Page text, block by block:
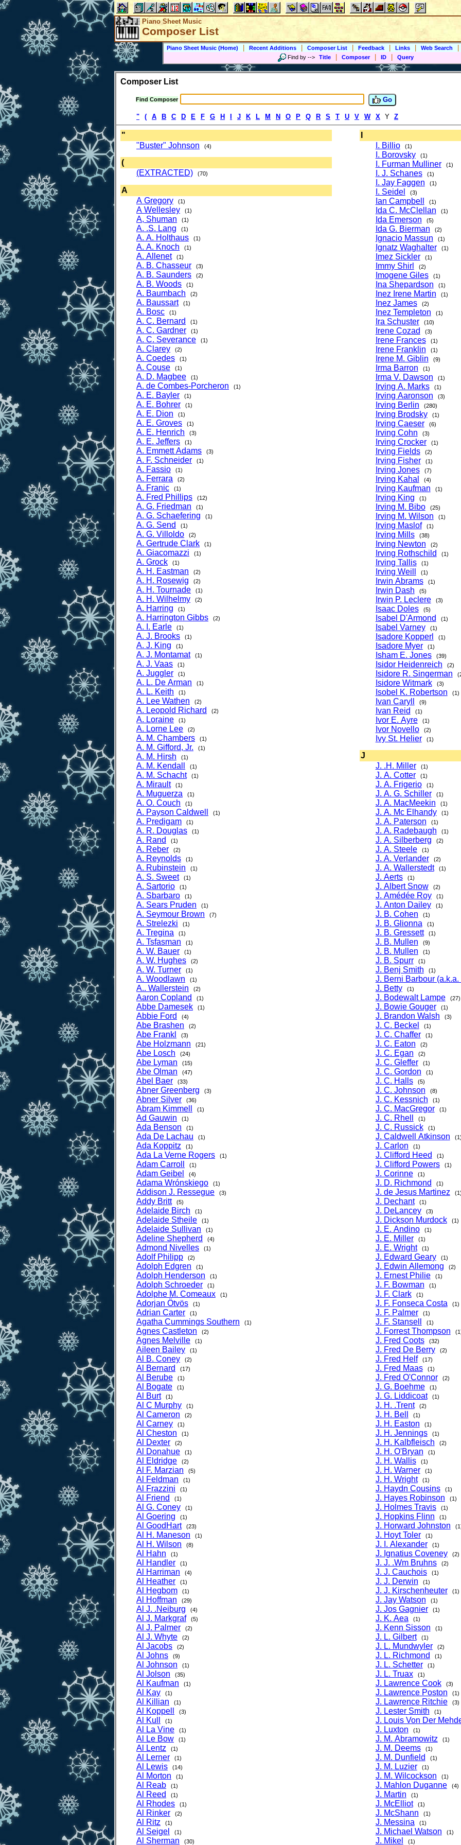
Piano Sheet Music
Composer List
Piano Sheet Music (Home) Recent Additions Composer List Feedback Links Web Search
Find by --> Title Composer ID Query
Composer List
Find Composer Go
" ( A B C D E F G H J K L M N O P Q R S T U V W X Y Z
"
"Buster" Johnson
(4)
(
(EXTRACTED)
(70)
A
A Gregory
(1)
A Wellesley (1)
A, Shuman (1)
A. .S. Lang (1)
A. A. Holthaus (1)
A. A. Knoch (1)
A. Allenet (1)
A. B. Chasseur (3)
A. B. Saunders (2)
A. B. Woods (1)
A. Baumbach (2)
A. Baussart (1)
A. Bosc (1)
A. C. Bernard (1)
A. C. Gardner (1)
A. C. Severance (1)
A. Clarey (2)
A. Coedes (1)
A. Couse (1)
A. D. Magbee (1)
A. de Combes-Porcheron (1)
A. E. Bayler (1)
A. E. Bohrer (1)
A. E. Dion (1)
A. E. Groves (1)
A. E. Henrich (3)
A. E. Jeffers (1)
A. Emmett Adams (3)
A. F. Schneider (1)
A. Fassio (1)
A. Ferrara (2)
A. Franic (1)
A. Fred Phillips (12)
A. G. Friedman (1)
A. G. Schaefering (1)
A. G. Send (1)
A. G. Villoldo (2)
A. Gertrude Clark (1)
A. Giacomazzi (1)
A. Grock (1)
A. H. Eastman (2)
A. H. Rosewig (2)
A. H. Tournade (1)
A. H. Wilhelmy (2)
A. Harring (1)
A. Harrington Gibbs (2)
A. I. Earle (1)
A. J. Brooks (1)
A. J. King (1)
A. J. Montamat (1)
A. J. Vaas (1)
A. Juggler (1)
A. L. De Arman (1)
A. L. Keith (1)
A. Lee Wathen (2)
A. Leopold Richard (2)
A. Loraine (1)
A. Lorne Lee (2)
A. M. Chambers (1)
A. M. Gifford, Jr. (1)
A. M. Hirsh (1)
A. M. Kendall (1)
A. M. Schacht (1)
A. Mirault (1)
A. Muguerza (1)
A. O. Couch (1)
A. Payson Caldwell (1)
A. Predigam (1)
A. R. Douglas (1)
A. Rand (1)
A. Reber (2)
A. Reynolds (1)
A. Rubinstein (1)
A. S. Sweet (1)
A. Sartorio (1)
A. Sbarbaro (1)
A. Sears Pruden (1)
A. Seymour Brown (7)
A. Strelezki (1)
A. Tregina (1)
A. Tsfasman (1)
A. W. Bauer (1)
A. W. Hughes (2)
A. W. Turner (1)
A. Woodlawn (1)
A.. Wallerstein (2)
Aaron Copland (1)
Abbe Damesek (1)
Abbie Ford (4)
Abe Brashen (2)
Abe Frankl (3)
Abe Holzmann (21)
Abe Losch (24)
Abe Lyman (15)
Abe Olman (47)
Abel Baer (33)
Abner Greenberg (3)
Abner Silver (36)
Abram Kimmell (1)
Ad Gauwin (1)
Ada Benson (1)
Ada De Lachau (1)
Ada Koppitz (1)
Ada La Verne Rogers (1)
Adam Carroll (1)
Adam Geibel (4)
Adama Wrónskiego (1)
Addison J. Ressegue (3)
Addy Britt (5)
Adelaide Birch (1)
Adelaide Stheile (1)
Adelaide Sullivan (1)
Adeline Shepherd (4)
Admond Nivelles (1)
Adolf Philipp (2)
Adolph Edgren (1)
Adolph Henderson (1)
Adolph Schroeder (1)
Adolphe M. Comeaux (1)
Adorjan Ötvös (1)
Adrian Carter (1)
Agatha Cummings Southern (1)
Agnes Castleton (2)
Agnes Melville (1)
Aileen Bailey (1)
Al B. Coney (2)
Al Bernard (17)
Al Berube (1)
Al Bogate (1)
Al Burt (1)
Al C Murphy (1)
Al Cameron (2)
Al Carney (1)
Al Cheston (1)
Al Dexter (2)
Al Donahue (1)
Al Eldridge (2)
Al F. Marzian (5)
Al Feldman (1)
Al Frazzini (1)
Al Friend (1)
Al G. Coney (1)
Al Goering (1)
Al GoodHart (23)
Al H. Maneson (1)
Al H. Wilson (8)
Al Hahn (1)
Al Handler (1)
Al Harriman (4)
Al Heather (1)
Al Hegbom (1)
Al Hoffman (29)
Al J. .Neiburg (4)
Al J. Markgraf (5)
Al J. Palmer (2)
Al J. Whyte (2)
Al Jacobs (2)
Al Johns (9)
Al Johnson (1)
Al Jolson (35)
Al Kaufman (1)
Al Kay (1)
Al Killian (1)
Al Koppell (3)
Al Kull (1)
Al La Vine (1)
Al Le Bow (1)
Al Lentz (1)
Al Lerner (1)
Al Lewis (14)
Al Morton (1)
Al Reab (1)
Al Reed (1)
Al Rhodes (1)
Al Rinker (2)
Al Ritz (1)
Al Seigel (1)
Al Sherman (30)
I. Billio
(1)
I. Borovsky (1)
I. Furman Mulliner (1)
I. J. Schanes (1)
I. Jay Faggen (1)
I. Seidel (3)
Ian Campbell (1)
Ida C. McClellan (1)
Ida Emerson (5)
Ida G. Bierman (2)
Ignacio Massun (1)
Ignatz Waghalter (1)
Imez Sickler (1)
Immy Shirl (2)
Imogene Giles (1)
Ina Shepardson (1)
Inez Irene Martin (1)
Inez James (2)
Inez Templeton (1)
Ira Schuster (10)
Irene Cozad (3)
Irene Frances (1)
Irene Franklin (1)
Irene M. Giblin (9)
Irma Barron (1)
Irma V. Dawson (1)
Irving A. Marks (1)
Irving Aaronson (3)
Irving Berlin (280)
Irving Brodsky (1)
Irving Caeser (6)
Irving Cohn (3)
Irving Crocker (1)
Irving Fields (2)
Irving Fisher (1)
Irving Jones (7)
Irving Kahal (4)
Irving Kaufman (1)
Irving King (1)
Irving M. Bibo (25)
Irving M. Wilson (1)
Irving Maslof (1)
Irving Mills (38)
Irving Newton (2)
Irving Rothschild (1)
Irving Tallis (1)
Irving Weill (1)
Irwin Abrams (1)
Irwin Dash (5)
Irwin P. Leclere (3)
Isaac Doles (5)
Isabel D'Armond (1)
Isabel Varney (1)
Isadore Kopperl (1)
Isadore Myer (1)
Isham E. Jones (39)
Isidor Heidenreich (2)
Isidore R. Singerman
Isidore Witmark (3)
Isobel K. Robertson (1)
Ivan Caryll (9)
Ivan Reid (1)
Ivor E. Ayre (1)
Ivor Novello (2)
Ivy St. Helier (1)
J
J. .H. Miller
(1)
J. A. Cotter (1)
J. A. Frigerio (1)
J. A. G. Schiller (1)
J. A. MacMeekin (1)
J. A. Mc Elhandy (1)
J. A. Paterson (1)
J. A. Radebaugh (1)
J. A. Silberberg (2)
J. A. Steele (1)
J. A. Verlander (2)
J. A. Wallerstedt (1)
J. Aerts (1)
J. Albert Snow (2)
J. Amédée Roy (1)
J. Anton Dailey (1)
J. B. Cohen (1)
J. B. Glionna (1)
J. B. Gressett (1)
J. B. Mullen (9)
J. B. Mullen (1)
J. B. Spurr (1)
J. Benj Smith (1)
J. Berni Barbour (a.k.a.
J. Betty
(1)
J. Bodewalt Lampe (27)
J. Bowie Gouger (1)
J. Brandon Walsh (3)
J. C. Beckel (1)
J. C. Chaffer (1)
J. C. Eaton (2)
J. C. Egan (2)
J. C. Gleffer (1)
J. C. Gordon (1)
J. C. Halls (5)
J. C. Johnson (8)
J. C. Kessnich (1)
J. C. MacGregor (1)
J. C. Rhell (1)
J. C. Russick (1)
J. Caldwell Atkinson
J. Carlon (1)
J. Clifford Heed (1)
J. Clifford Powers (1)
J. Corinne (1)
J. D. Richmond (1)
J. de Jesus Martinez
J. Dechant (1)
J. DeLancey (3)
J. Dickson Murdock (1)
J. E. Andino (1)
J. E. Miller (1)
J. E. Wright (1)
J. Edward Geary (1)
J. Edwin Allemong (2)
J. Ernest Philie (1)
J. F. Bowman (1)
J. F. Clark (1)
J. F. Fonseca Costa (1)
J. F. Palmer (1)
J. F. Stansell (1)
J. Forrest Thompson
J. Fred Coots (32)
J. Fred De Berry (2)
J. Fred Helf (17)
J. Fred Maas (1)
J. Fred O'Connor (2)
J. G. Boehme (1)
J. G. Liddicoat (1)
J. H. .Trent (2)
J. H. Bell (1)
J. H. Easton (1)
J. H. Jennings (1)
J. H. Kalbfleisch (2)
J. H. O'Bryan (1)
J. H. Wallis (1)
J. H. Warner (1)
J. H. Wright (1)
J. Haydn Cousins (1)
J. Hayes Robinson (1)
J. Holmes Travis (1)
J. Hopkins Flinn (1)
J. Horward Johnston
J. Hoyt Toler (1)
J. I. Alexander (1)
J. Ignatius Coveney (2)
J. J. .Wm Bruhns (2)
J. J. Cauchois (1)
J. J. Derwin (1)
J. J. Kirschenheuter (1)
J. Jay Watson (1)
J. Jos Gagnier (1)
J. K. Aea (1)
J. Kenn Sisson (1)
J. L. Gilbert (1)
J. L. Mundwyler (2)
J. L. Richmond (1)
J. L. Schetter (1)
J. L. Truax (1)
J. Lawrence Cook (3)
J. Lawrence Poston (1)
J. Lawrence Ritchie (3)
J. Lester Smith (1)
J. Louis Von Der
J. Luxton
(1)
J. M. Abramowitz (1)
J. M. Deems (1)
J. M. Dunfield (1)
J. M. Luzier (1)
J. M. Wilcockson (1)
J. Mahlon Duganne (4)
J. Martin (1)
J. McElliot (1)
J. McShann (1)
J. Messina (1)
J. Michael Watson (1)
J. Mikel (1)